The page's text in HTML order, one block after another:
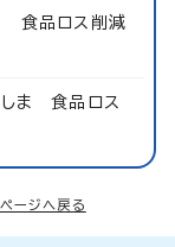
食品ロス削減
ま 食品ロス
ページへ戻る